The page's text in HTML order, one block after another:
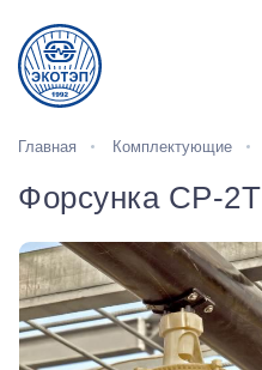
Главная Комплектующие
Форсунка СР-2Т